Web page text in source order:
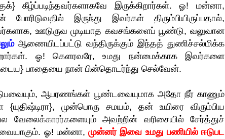
கீழ்ப்படிந்தவர்களாகவே இருக்கிறார்கள். ஓ! மன்னா,
இருந்து இவர்கள் திரும்பியிருப்பதால்,
ஊடுருவ முடியாத கவசங்களைப் பூண்டு, வலுவான
ஆணையிடப்பட்டு வந்திருக்கும் இந்தத் துணிச்சல்மிக்க
ஓ! கௌரவரே, உமது நன்மைக்காக இவர்களை
பாதையை நான் பின்தொடர்ந்து செல்வேன்.
ஆபரணங்கள் பூண்டவையுமாக அதோ நீர் காணும்
முன்பொரு சமயம், தன் உயிரை விரும்பிய
வேலைக்காரர்களையும் அவற்றின் வரிசையில் சேர்த்துச்
ஓ! மன்னா,முன்னர் இவை உமது பணியில் ஈடுபட